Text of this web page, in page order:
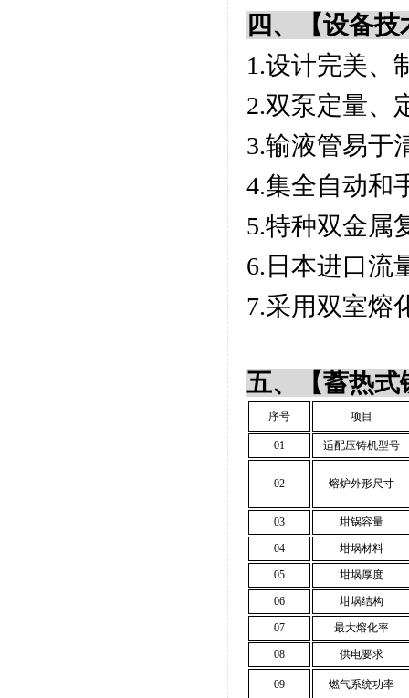
四、【设备
1.设计完美、
2.双泵定
3.输液管易于
4.集全自动和
5.特种双金属
6.日本进口流
7.采用双室熔
五、【蓄热式
序号 项目
01 适配压铸机型号
02 熔炉外形尺寸
03 坩锅容量
04 坩埚材料
05 坩埚厚度
06 坩埚结构
07 最大熔化率
08 供电要求
09 燃气系统功率